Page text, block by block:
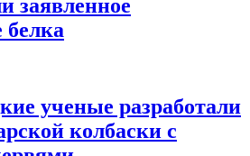
заявленное
белка
ученые разработали
колбаски с